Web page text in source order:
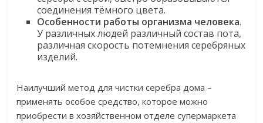
соединения тёмного цвета.
Особенности работы организма человека.
У различных людей различный состав пота,
различная скорость потемнения серебряных
изделий.
Наилучший метод для чистки серебра дома –
применять особое средство, которое можно
приобрести в хозяйственном отделе супермаркета